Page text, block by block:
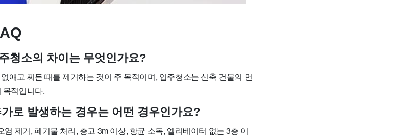
청소의 차이는 무엇인가요?
애고 찌든 때를 제거하는 것이 주 목적이며, 입주청소는 신축 건물의 먼
목적입니다.
로 발생하는 경우는 어떤 경우인가요?
제거, 폐기물 처리, 층고 3m 이상, 항균 소독, 엘리베이터 없는 3층 이